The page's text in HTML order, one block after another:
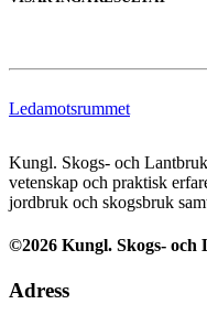
Ledamotsrummet
Kungl. Skogs- och
vetenskap och praktisk
jordbruk och skogsbruk
©2026 Kungl. Skogs- och
Adress